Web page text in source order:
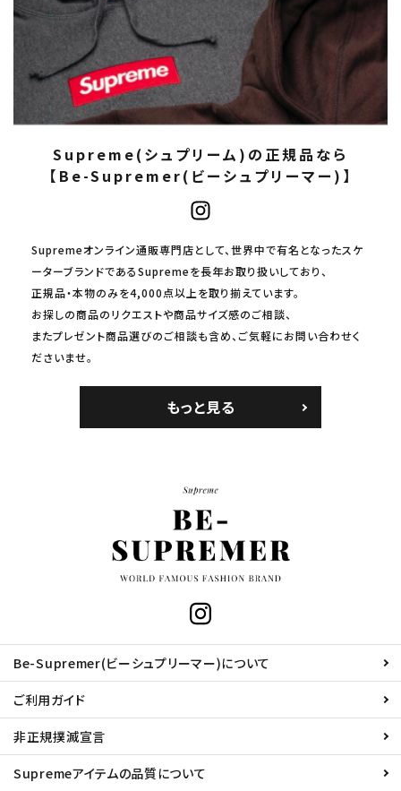
Supreme(シュプリーム)の正規品なら
【Be-Supremer(ビーシュプリーマー)】
Supremeオンライン通販専門店として、世界中で有名となったスケ
ーターブランドであるSupremeを長年お取り扱いしており、
正規品・本物のみを4,000点以上を取り揃えています。
お探しの商品のリクエストや商品サイズ感のご相談、
またプレゼント商品選びのご相談も含め、ご気軽にお問い合わせく
ださいませ。
もっと見る
Be-Supremer(ビーシュプリーマー)について
ご利用ガイド
非正規撲滅宣言
Supremeアイテムの品質について